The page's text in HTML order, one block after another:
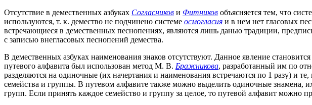
Отсутствие в демественных азбуках Согласников и Фитников объясняется тем, что
используются, т. к. демество не подчинено системе осмогласия и в нем нет гласовых
встречающиеся в демественных песнопениях, являются лишь данью традиции,
с записью внегласовых песнопений демества.
В демественных азбуках наименования знаков отсутствуют. Данное явление
путевого алфавита был использован метод М. В. Бражникова, разработанный им по
разделяются на одиночные (их начертания и наименования встречаются по 1 разу) и
семейства и группы. В путевом алфавите также можно выделить одиночные знамена,
групп. Если принять каждое семейство и группу за целое, то путевой алфавит можно